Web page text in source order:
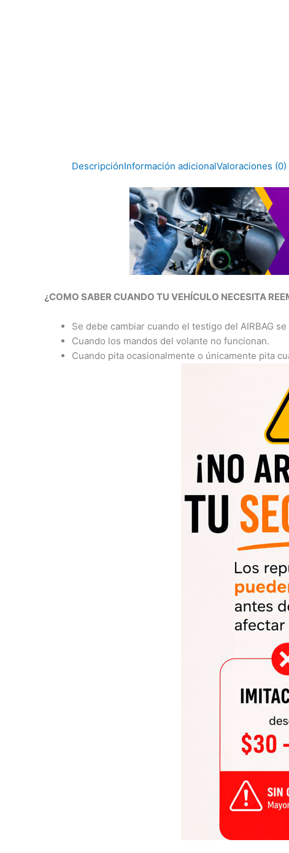
DescripciónInformación adicionalValoraciones (0)
¿COMO SABER CUANDO TU VEHÍCULO NECESITA
Se debe cambiar cuando el testigo del AIRBAG
Cuando los mandos del volante no funcionan.
Cuando pita ocasionalmente o únicamente pita